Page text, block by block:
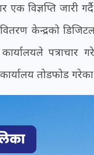
विज्ञप्ति जारी
केन्द्रको डिजिटल
पत्राचार
तोडफोड